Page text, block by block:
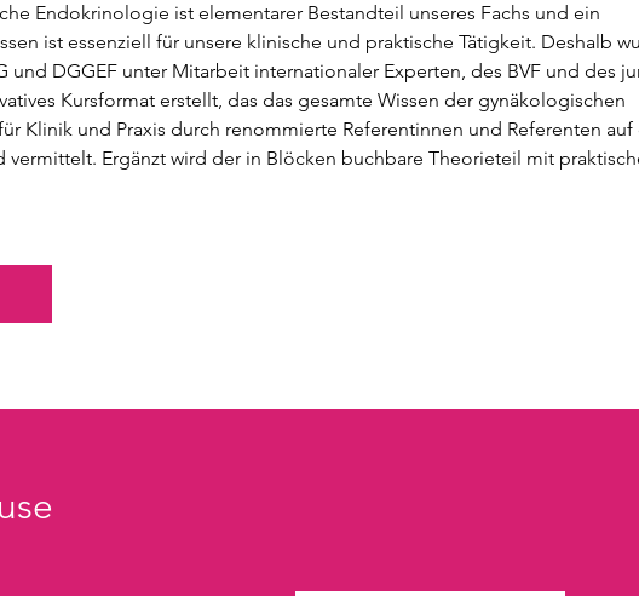
Endokrinologie ist elementarer Bestandteil unseres Fachs und ein
ist essenziell für unsere klinische und praktische Tätigkeit. Deshalb
und DGGEF unter Mitarbeit internationaler Experten, des BVF und des
Kursformat erstellt, das das gesamte Wissen der gynäkologischen
Klinik und Praxis durch renommierte Referentinnen und Referenten auf
vermittelt. Ergänzt wird der in Blöcken buchbare Theorieteil mit